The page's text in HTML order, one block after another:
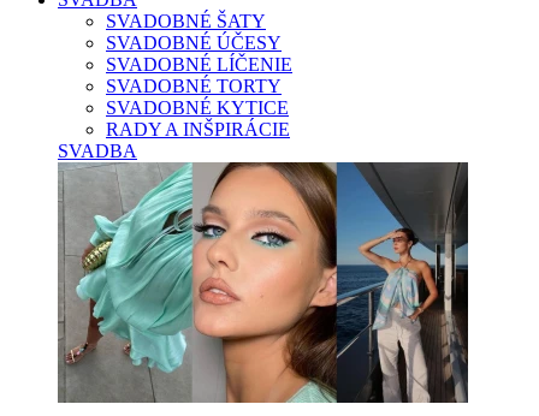
SVADOBNÉ ŠATY
SVADOBNÉ ÚČESY
SVADOBNÉ LÍČENIE
SVADOBNÉ TORTY
SVADOBNÉ KYTICE
RADY A INŠPIRÁCIE
SVADBA